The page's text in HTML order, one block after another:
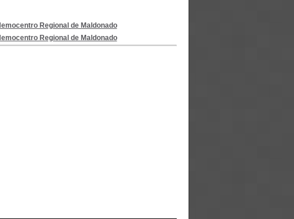
Regional de Maldonado
Regional de Maldonado